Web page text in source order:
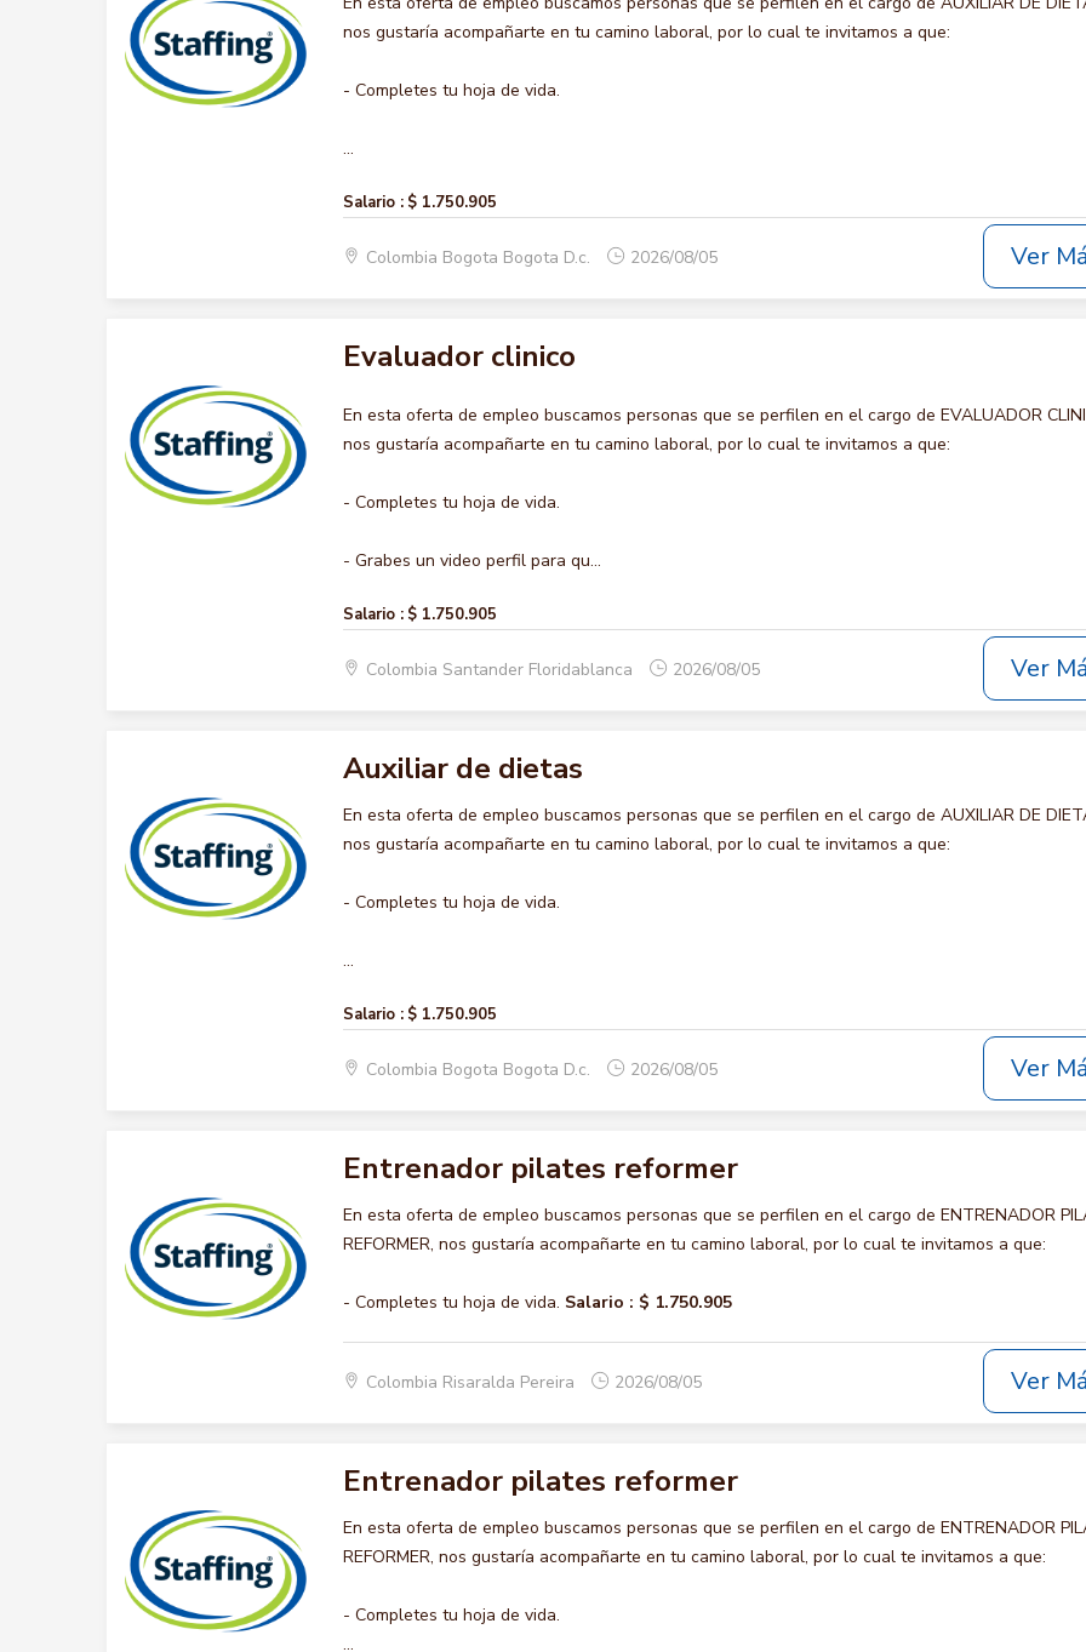
nos gustaría acompañarte en tu camino laboral, por lo cual te invitamos a que:
- Completes tu hoja de vida.
...
Salario : $ 1.750.905
Colombia Bogota Bogota D.c. 2026/08/05 Ver
Evaluador clinico
En esta oferta de empleo buscamos personas que se perfilen en el cargo de EVALUADOR
nos gustaría acompañarte en tu camino laboral, por lo cual te invitamos a que:
- Completes tu hoja de vida.
- Grabes un video perfil para qu...
Salario : $ 1.750.905
Colombia Santander Floridablanca 2026/08/05 Ver
Auxiliar de dietas
En esta oferta de empleo buscamos personas que se perfilen en el cargo de AUXILIAR DE
nos gustaría acompañarte en tu camino laboral, por lo cual te invitamos a que:
- Completes tu hoja de vida.
...
Salario : $ 1.750.905
Colombia Bogota Bogota D.c. 2026/08/05 Ver
Entrenador pilates reformer
En esta oferta de empleo buscamos personas que se perfilen en el cargo de ENTRENADOR
REFORMER, nos gustaría acompañarte en tu camino laboral, por lo cual te invitamos a que:
- Completes tu hoja de vida. Salario : $ 1.750.905
Colombia Risaralda Pereira 2026/08/05 Ver
Entrenador pilates reformer
En esta oferta de empleo buscamos personas que se perfilen en el cargo de ENTRENADOR
REFORMER, nos gustaría acompañarte en tu camino laboral, por lo cual te invitamos a que:
- Completes tu hoja de vida.
...